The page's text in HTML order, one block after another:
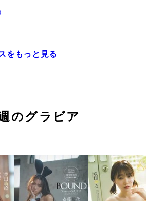
をもっと見る
のグラビア